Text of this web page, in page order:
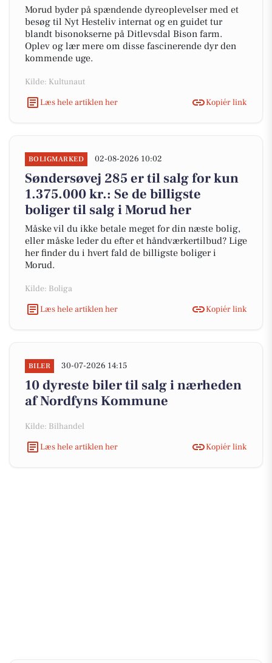
Morud byder på spændende dyreoplevelser med et
besøg til Nyt Hesteliv internat og en guidet tur
blandt bisonokserne på Ditlevsdal Bison farm.
Oplev og lær mere om disse fascinerende dyr den
kommende uge.
Kilde: Kultunaut
Læs hele artiklen her
Kopiér link
BOLIGMARKED 02-08-2026 10:02
Søndersøvej 285 er til salg for kun
1.375.000 kr.: Se de billigste
boliger til salg i Morud her
Måske vil du ikke betale meget for din næste bolig,
eller måske leder du efter et håndværkertilbud? Lige
her finder du i hvert fald de billigste boliger i
Morud.
Kilde: Boliga
Læs hele artiklen her
Kopiér link
BILER 30-07-2026 14:15
10 dyreste biler til salg i nærheden
af Nordfyns Kommune
Kilde: Bilhandel
Læs hele artiklen her
Kopiér link